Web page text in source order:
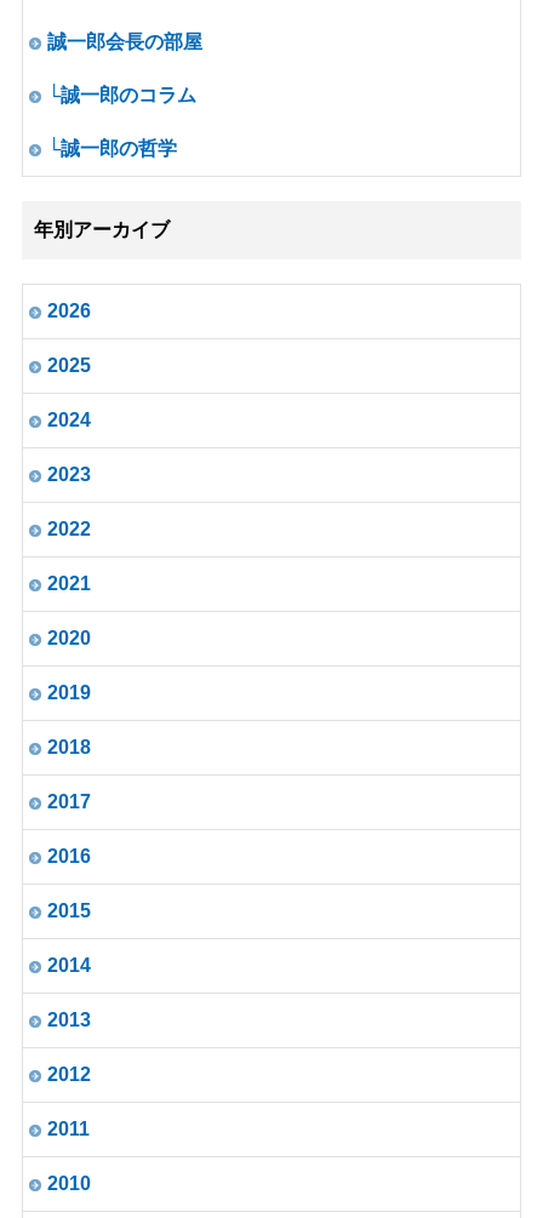
誠一郎会長の部屋
└誠一郎のコラム
└誠一郎の哲学
年別アーカイブ
2026
2025
2024
2023
2022
2021
2020
2019
2018
2017
2016
2015
2014
2013
2012
2011
2010